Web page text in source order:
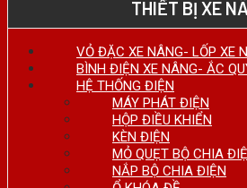
THIẾT BỊ XE
VỎ ĐẶC XE NÂNG- LỐP XE
BÌNH ĐIỆN XE NÂNG- ẮC
HỆ THỐNG ĐIỆN
MÁY PHÁT ĐIỆN
HỘP ĐIỀU KHIỂN
KÈN ĐIỆN
MỎ QUẸT BỘ CHIA
NẮP BỘ CHIA ĐIỆN